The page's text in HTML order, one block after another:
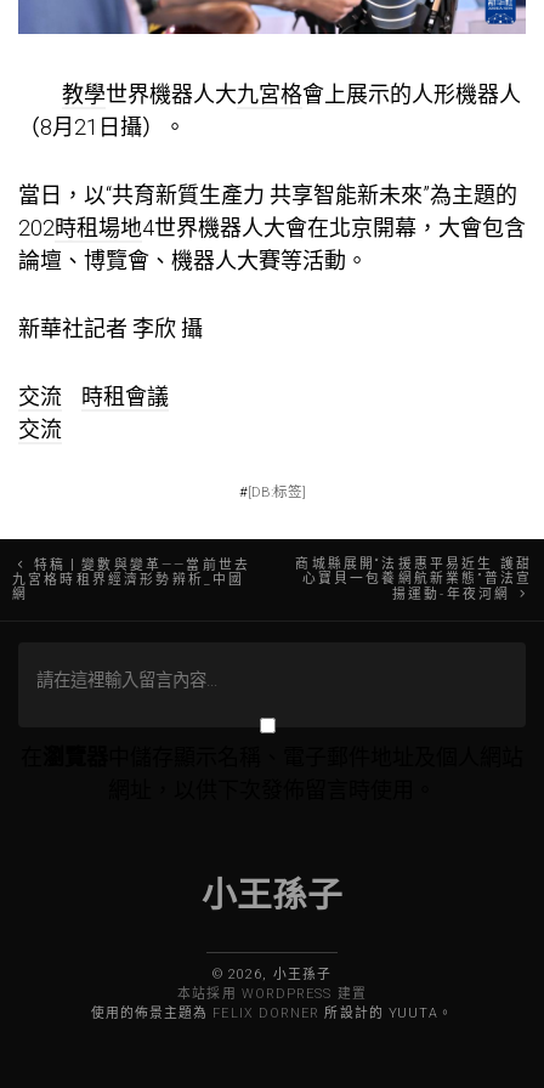
教學世界機器人大九宮格會上展示的人形機器人
（8月21日攝）。
當日，以“共育新質生產力 共享智能新未來”為主題的
202時租場地4世界機器人大會在北京開幕，大會包含
論壇、博覽會、機器人大賽等活動。
新華社記者 李欣 攝
交流
時租會議
交流
#[DB:标签]
文
章
導
特稿丨變數與變革——當前世去
九宮格時租界經濟形勢辨析_中國
網
商城縣展開“法援惠平易近生 護甜
心寶貝一包養網航新業態”普法宣
揚運動-年夜河網
小王孫子
© 2026, 小王孫子
本站採用 WORDPRESS 建置
使用的佈景主題為
FELIX DORNER 所設計的 YUUTA。